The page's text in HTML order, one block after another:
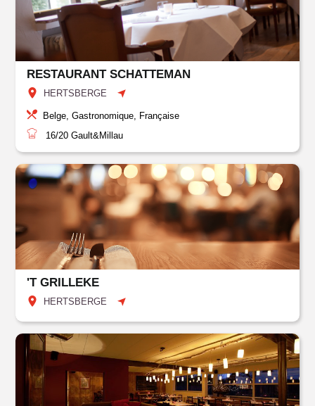
RESTAURANT SCHATTEMAN
HERTSBERGE
Belge, Gastronomique, Française
16/20 Gault&Millau
'T GRILLEKE
HERTSBERGE